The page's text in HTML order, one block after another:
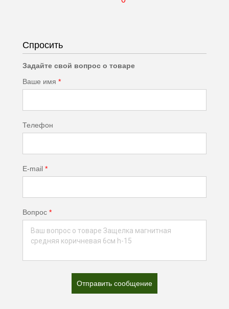
Спросить
Задайте свой вопрос о товаре
Ваше имя *
Телефон
E-mail *
Вопрос *
Отправить сообщение